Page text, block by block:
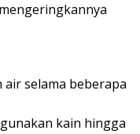
air selama beberapa
kain hingga